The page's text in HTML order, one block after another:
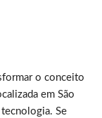
o conceito
em São
Se